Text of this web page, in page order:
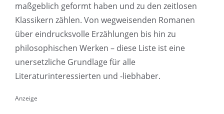
maßgeblich geformt haben und zu den zeitlosen
Klassikern zählen. Von wegweisenden Romanen
über eindrucksvolle Erzählungen bis hin zu
philosophischen Werken – diese Liste ist eine
unersetzliche Grundlage für alle
Literaturinteressierten und -liebhaber.
Anzeige